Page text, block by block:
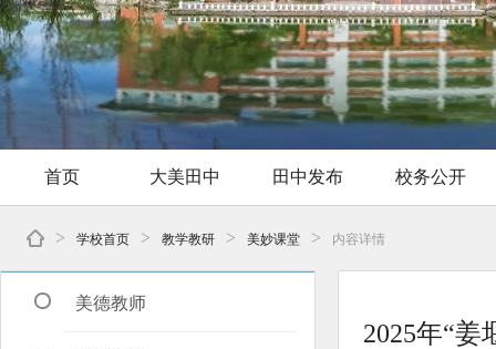
首页 大美田中 田中发布 校务公开
> 学校首页 > 教学教研 > 美妙课堂 > 内容详情
美德教师
2025年“姜